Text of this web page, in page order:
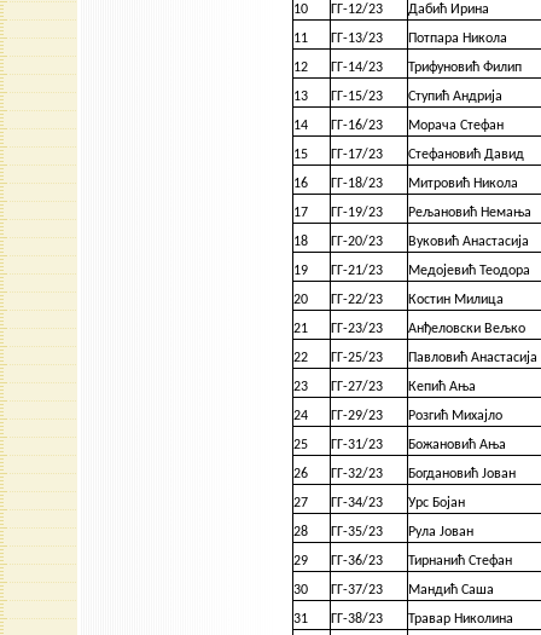
10
ГГ-12/23
Дабић Ирина
11
ГГ-13/23
Потпара Никола
12
ГГ-14/23
Трифуновић Филип
13
ГГ-15/23
Ступић Андрија
14
ГГ-16/23
Морача Стефан
15
ГГ-17/23
Стефановић Давид
16
ГГ-18/23
Митровић Никола
17
ГГ-19/23
Рељановић Немања
18
ГГ-20/23
Вуковић Анастасија
19
ГГ-21/23
Медојевић Теодора
20
ГГ-22/23
Костин Милица
21
ГГ-23/23
Анђеловски Вељко
22
ГГ-25/23
Павловић Анастасија
23
ГГ-27/23
Кепић Ања
24
ГГ-29/23
Розгић Михајло
25
ГГ-31/23
Божановић Ања
26
ГГ-32/23
Богдановић Јован
27
ГГ-34/23
Урс Бојан
28
ГГ-35/23
Рула Јован
29
ГГ-36/23
Тирнанић Стефан
30
ГГ-37/23
Мандић Саша
31
ГГ-38/23
Травар Николина